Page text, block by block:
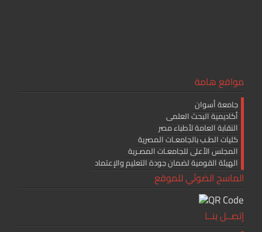
مواقع هامة
جامعة أسوان
أكاديمية البحث العلمى
النقابة العامة لأطباء مصر
كليات الطـب بالجامعـات المصرية
المجلس الأعلى للجامعـات المصـرية
الهيئة القومية لضمان جودة التعليم والإعتماد
الماسح الضوئي للموقع
إتصــل بنــا